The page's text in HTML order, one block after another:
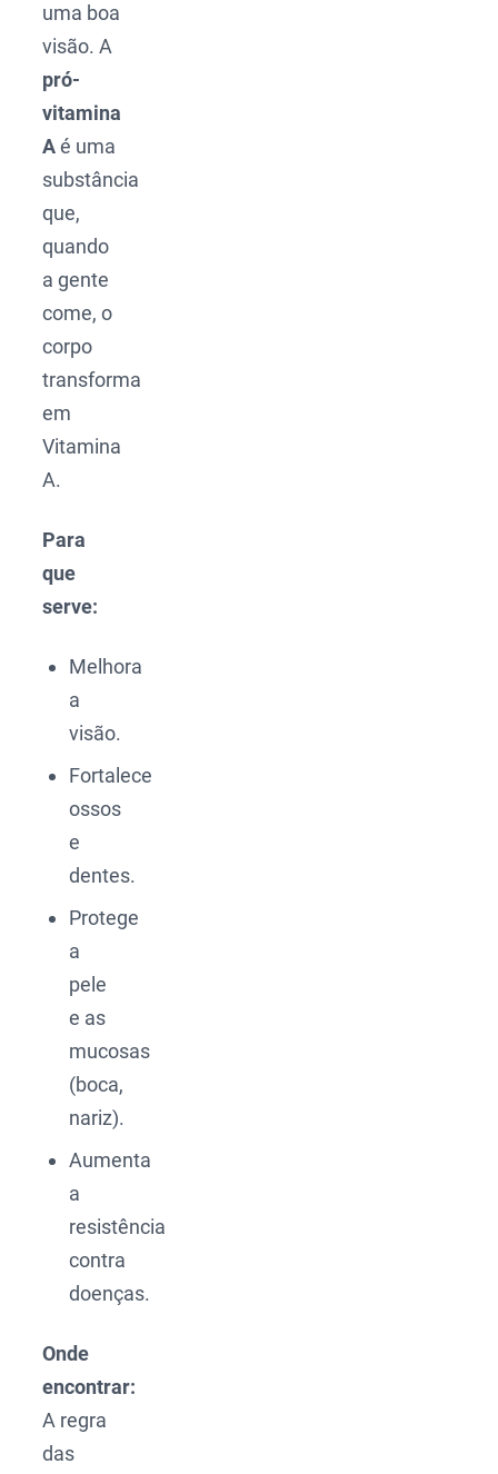
uma boa
visão. A
pró-
vitamina
Aé uma
substância
que,
quando
a gente
come, o
corpo
transforma
em
Vitamina
A.
Para
que
serve:
Melhora
a
visão.
Fortalece
ossos
e
dentes.
Protege
a
pele
e as
mucosas
(boca,
nariz).
Aumenta
a
resistência
contra
doenças.
Onde
encontrar:
A regra
das